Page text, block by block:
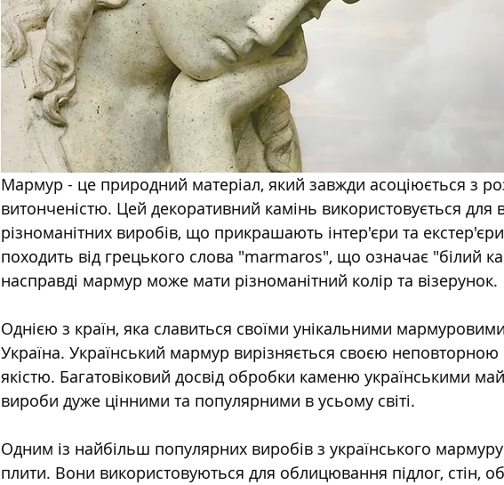
Мармур - це природний матеріал, який завжди асоціюється з
витонченістю. Цей декоративний камінь використовується для
різноманітних виробів, що прикрашають інтер'єри та
походить від грецького слова "marmaros", що означає "білий
насправді мармур може мати різноманітний колір та візерунок.
Однією з країн, яка славиться своїми унікальними
Україна. Український мармур вирізняється своєю
якістю. Багатовіковий досвід обробки каменю українськими
вироби дуже цінними та популярними в усьому світі.
Одним із найбільш популярних виробів з українського
плити. Вони використовуються для облицювання підлог, стін,